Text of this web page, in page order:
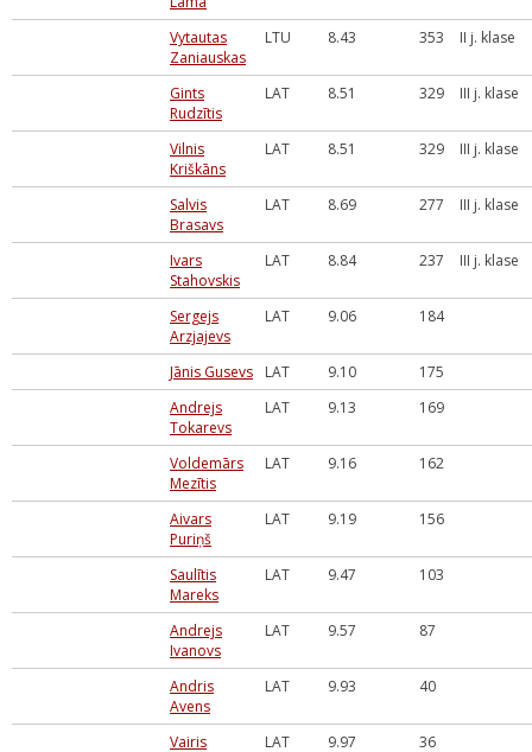
Vytautas
Zaniauskas
LTU 8.43 353 II j. klase
Gints
Rudzītis
LAT 8.51 329 III j. klase
Vilnis
Kriškāns
LAT 8.51 329 III j. klase
Salvis
Brasavs
LAT 8.69 277 III j. klase
Ivars
Stahovskis
LAT 8.84 237 III j. klase
Sergejs
Arzjajevs
LAT 9.06 184
Jānis Gusevs LAT 9.10
175
Andrejs
Tokarevs
LAT 9.13 169
Voldemārs
Mezītis
LAT 9.16 162
Aivars
Puriņš
LAT 9.19 156
Saulītis
Mareks
LAT 9.47 103
Andrejs
Ivanovs
LAT 9.57 87
Andris
Avens
LAT 9.93 40
Vairis
LAT 9.97 36